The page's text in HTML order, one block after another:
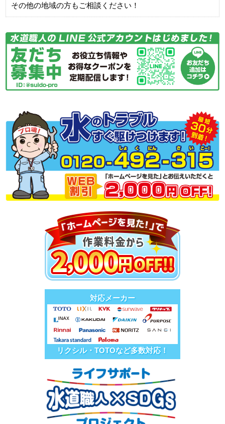
その他の地域の方もご相談ください！
対応メーカー
リクシル・TOTOなど多数対応！